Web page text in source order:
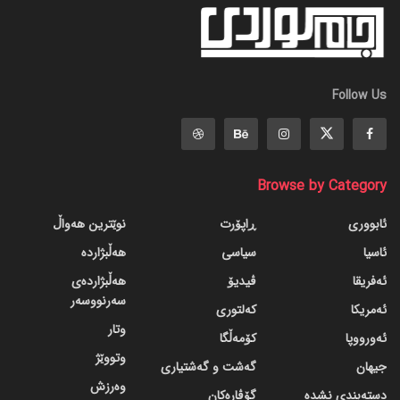
Follow Us
Browse by Category
ئابووری
ئاسیا
ئەفریقا
ئەمریکا
ئەورووپا
جیهان
دسته‌بندی نشده
ڕاپۆرت
سیاسی
ڤیدیۆ
کەلتوری
کۆمەڵگا
گه‌شت و گه‌شتیاری
گۆڤاره‌کان
نوێترین هەواڵ
هەڵبژاردە
هەڵبژاردەی
سەرنووسەر
وتار
وتووێژ
وەرزش